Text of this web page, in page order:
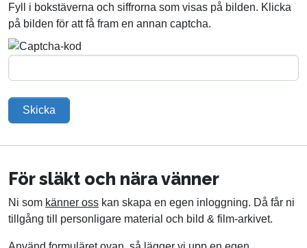
Fyll i bokstäverna och siffrorna som visas på bilden. Klicka
på bilden för att få fram en annan captcha.
Skicka
För släkt och nära vänner
Ni som känner oss kan skapa en egen inloggning. Då får ni
tillgång till personligare material och bild & film-arkivet.